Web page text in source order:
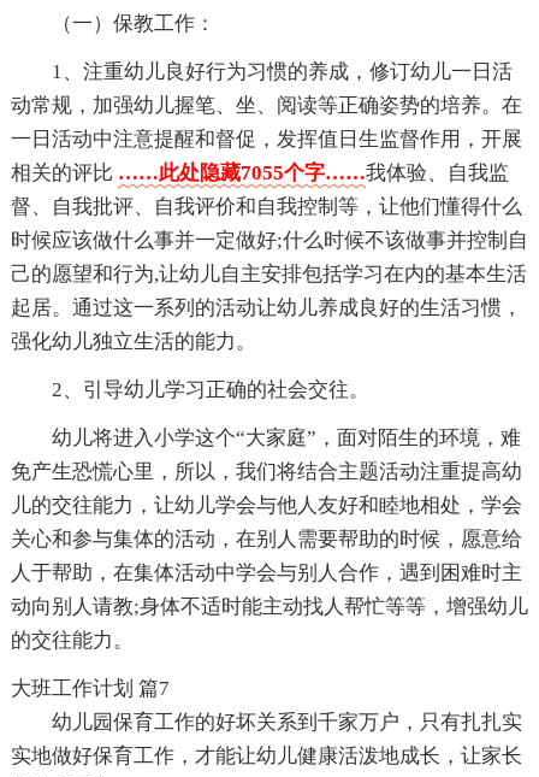
（一）保教工作：
1、注重幼儿良好行为习惯的养成，修订幼儿一日活
动常规，加强幼儿握笔、坐、阅读等正确姿势的培养。在
一日活动中注意提醒和督促，发挥值日生监督作用，开展
相关的评比 ……此处隐藏7055个字……我体验、自我监
督、自我批评、自我评价和自我控制等，让他们懂得什么
时候应该做什么事并一定做好;什么时候不该做事并控制自
己的愿望和行为,让幼儿自主安排包括学习在内的基本生活
起居。通过这一系列的活动让幼儿养成良好的生活习惯，
强化幼儿独立生活的能力。
2、引导幼儿学习正确的社会交往。
幼儿将进入小学这个“大家庭”，面对陌生的环境，难
免产生恐慌心里，所以，我们将结合主题活动注重提高幼
儿的交往能力，让幼儿学会与他人友好和睦地相处，学会
关心和参与集体的活动，在别人需要帮助的时候，愿意给
人于帮助，在集体活动中学会与别人合作，遇到困难时主
动向别人请教;身体不适时能主动找人帮忙等等，增强幼儿
的交往能力。
大班工作计划 篇7
幼儿园保育工作的好坏关系到千家万户，只有扎扎实
实地做好保育工作，才能让幼儿健康活泼地成长，让家长